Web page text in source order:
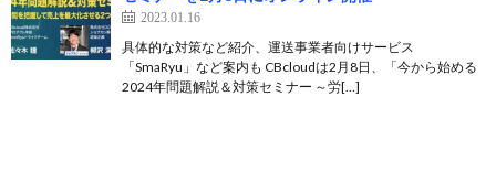
2023.01.16
具体的な対策など紹介、運送事業者向けサービス
「SmaRyu」など案内も CBcloudは2月8日、「今から始める
2024年問題解説＆対策セミナー ～労[…]